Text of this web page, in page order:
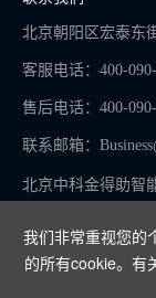
我们非常重视您的
的所有cookie。有
北京朝阳区宏泰东
客服电话：400-
售后电话：400-
联系邮箱：
北京中科金得助智